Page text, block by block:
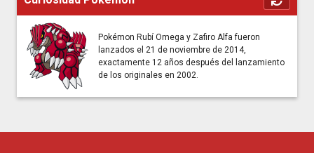
Pokémon Rubí Omega y Zafiro Alfa fueron
lanzados el 21 de noviembre de 2014,
exactamente 12 años después del lanzamiento
de los originales en 2002.